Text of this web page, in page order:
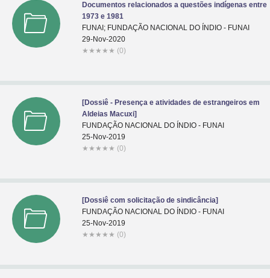
Documentos relacionados a questões indígenas entre
1973 e 1981
FUNAI; FUNDAÇÃO NACIONAL DO ÍNDIO - FUNAI
29-Nov-2020
★ ★ ★ ★ ★ (0)
[Dossiê - Presença e atividades de estrangeiros em
Aldeias Macuxi]
FUNDAÇÃO NACIONAL DO ÍNDIO - FUNAI
25-Nov-2019
★ ★ ★ ★ ★ (0)
[Dossiê com solicitação de sindicância]
FUNDAÇÃO NACIONAL DO ÍNDIO - FUNAI
25-Nov-2019
★ ★ ★ ★ ★ (0)